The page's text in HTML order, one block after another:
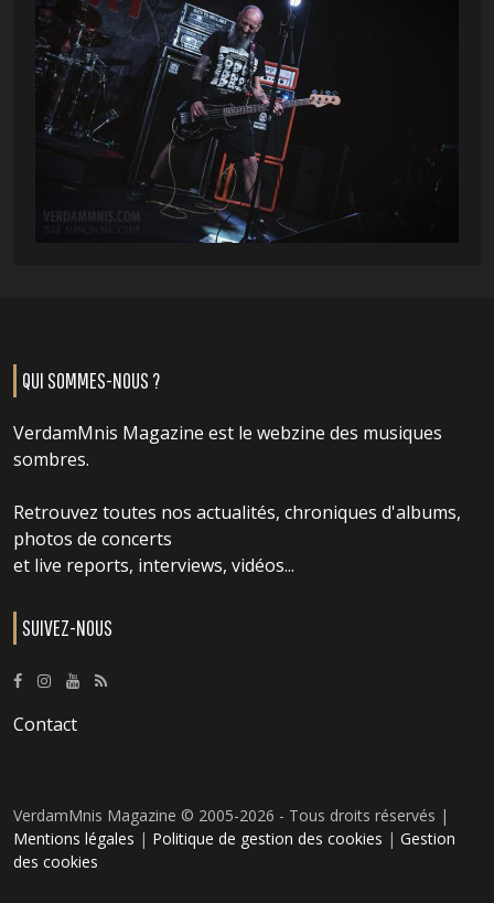
QUI SOMMES-NOUS ?
VerdamMnis Magazine est le webzine des musiques
sombres.
Retrouvez toutes nos actualités, chroniques d'albums,
photos de concerts
et live reports, interviews, vidéos...
SUIVEZ-NOUS
Contact
VerdamMnis Magazine © 2005-2026 - Tous droits réservés |
Mentions légales | Politique de gestion des cookies | Gestion
des cookies